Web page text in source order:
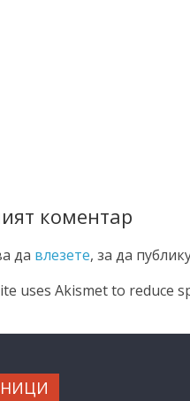
коментар
да влезете, за да
uses Akismet to reduce